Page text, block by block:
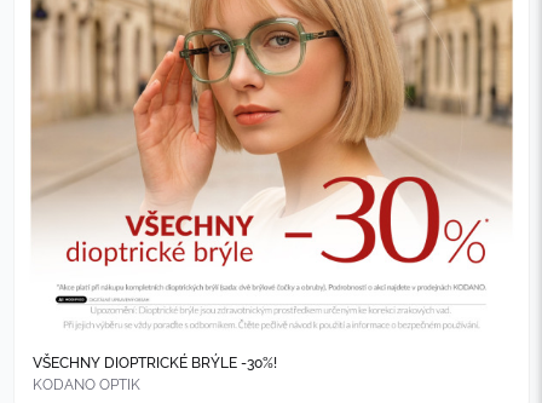
VŠECHNY DIOPTRICKÉ BRÝLE -30%!
KODANO OPTIK